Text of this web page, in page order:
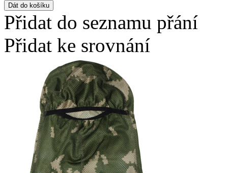
Přidat do seznamu přání
Přidat ke srovnání